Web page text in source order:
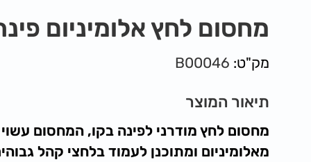
מחסום לחץ אלומיניום
מק"ט: B00046
תיאור המוצר
מחסום לחץ מודרני לפינה בקו, המחסום עשוי
מאלומיניום ומתוכנן לעמוד בלחצי קהל